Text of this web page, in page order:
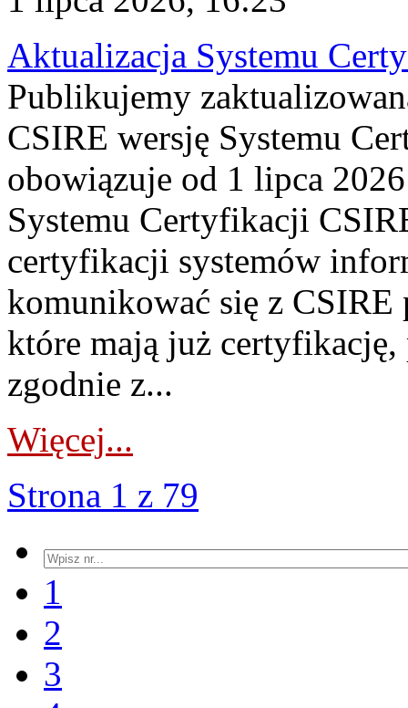
Aktualizacja Systemu
Publikujemy
CSIRE wersję Systemu
obowiązuje od 1 lipca
Systemu Certyfikacji
certyfikacji systemów
komunikować się z
które mają już
zgodnie z...
Więcej...
Strona 1 z 79
1
2
3